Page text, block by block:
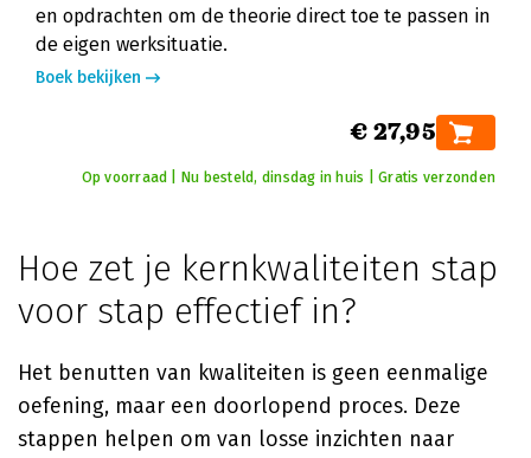
en opdrachten om de theorie direct toe te passen in
de eigen werksituatie.
Boek bekijken
€ 27,95
Op voorraad | Nu besteld, dinsdag in huis | Gratis verzonden
Hoe zet je kernkwaliteiten stap
voor stap effectief in?
Het benutten van kwaliteiten is geen eenmalige
oefening, maar een doorlopend proces. Deze
stappen helpen om van losse inzichten naar